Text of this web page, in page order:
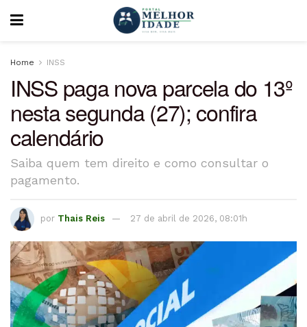
Home INSS
INSS paga nova parcela do 13º
nesta segunda (27); confira
calendário
Saiba quem tem direito e como consultar o
pagamento.
por Thais Reis 27 de abril de 2026, 08:01h